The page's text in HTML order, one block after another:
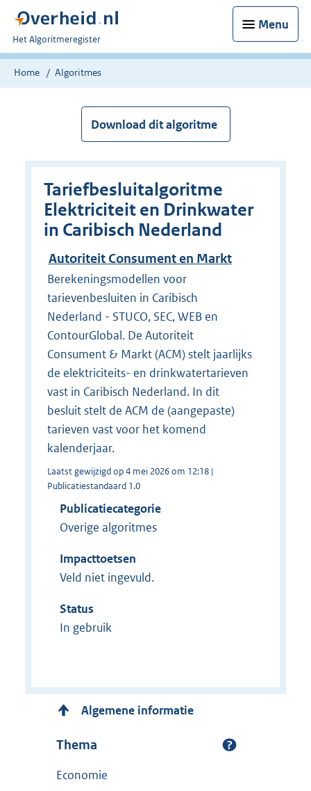
Menu
U
bent
nu
Het Algoritmeregister
Home Algoritmes
Download dit algoritme
Tariefbesluitalgoritme
Elektriciteit en Drinkwater
in Caribisch Nederland
Autoriteit Consument en Markt
Berekeningsmodellen voor
tarievenbesluiten in Caribisch
Nederland - STUCO, SEC, WEB en
ContourGlobal. De Autoriteit
Consument & Markt (ACM) stelt jaarlijks
de elektriciteits- en drinkwatertarieven
vast in Caribisch Nederland. In dit
besluit stelt de ACM de (aangepaste)
tarieven vast voor het komend
kalenderjaar.
Laatst gewijzigd op 4 mei 2026 om 12:18 |
Publicatiestandaard 1.0
Publicatiecategorie
Overige algoritmes
Impacttoetsen
Veld niet ingevuld.
Status
In gebruik
Algemene informatie
Thema
Economie